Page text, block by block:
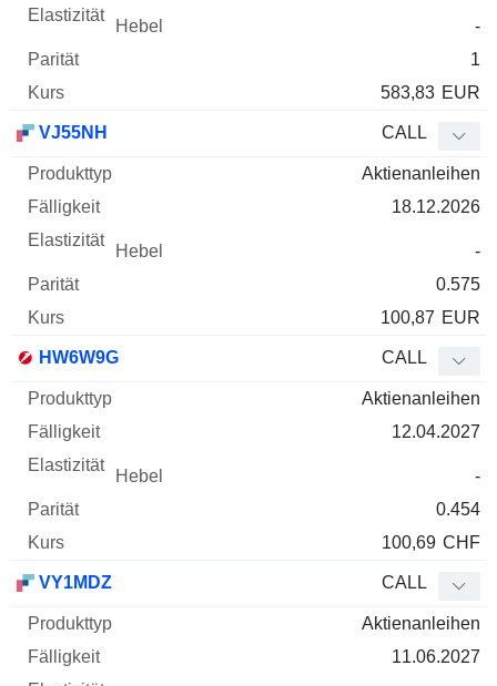
-
1
583,83 EUR
VJ55NH CALL
Aktienanleihen
18.12.2026
-
0.575
100,87 EUR
HW6W9G CALL
Aktienanleihen
12.04.2027
-
0.454
100,69 CHF
VY1MDZ CALL
Aktienanleihen
11.06.2027